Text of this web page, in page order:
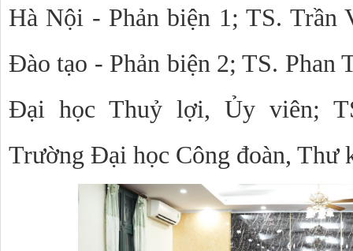
Hà Nội - Phản biện 1; TS. Trần
Đào tạo - Phản biện 2; TS. Phan
Đại học Thuỷ lợi, Ủy viên;
Trường Đại học Công đoàn, Thư